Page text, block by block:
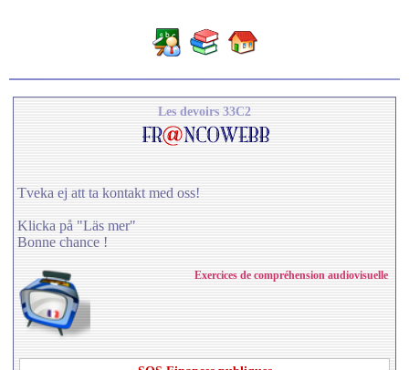
Les devoirs 33C2
Tveka ej att ta kontakt med oss!
Klicka på "Läs mer"
Bonne chance !
Exercices de compréhension audiovisuelle